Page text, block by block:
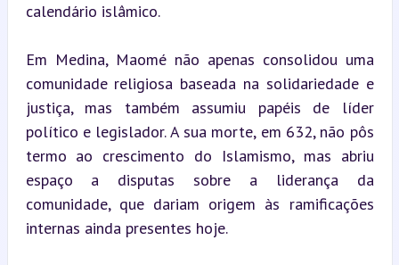
calendário islâmico.
Em Medina, Maomé não apenas consolidou uma
comunidade religiosa baseada na solidariedade e
justiça, mas também assumiu papéis de líder
político e legislador. A sua morte, em 632, não pôs
termo ao crescimento do Islamismo, mas abriu
espaço a disputas sobre a liderança da
comunidade, que dariam origem às ramificações
internas ainda presentes hoje.